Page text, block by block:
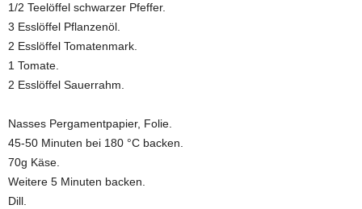
1/2 Teelöffel schwarzer Pfeffer.
3 Esslöffel Pflanzenöl.
2 Esslöffel Tomatenmark.
1 Tomate.
2 Esslöffel Sauerrahm.
Nasses Pergamentpapier, Folie.
45-50 Minuten bei 180 °C backen.
70g Käse.
Weitere 5 Minuten backen.
Dill.